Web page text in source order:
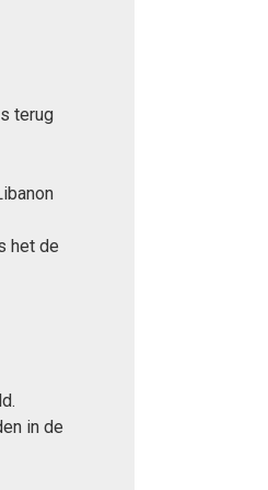
terug
het de
in de